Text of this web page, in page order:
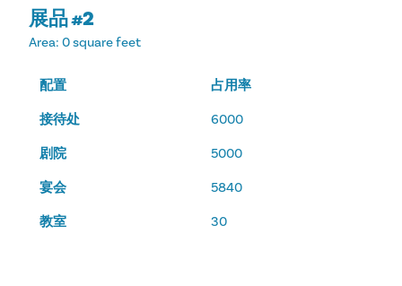
展品 #2
Area: 0 square feet
配置
占用率
接待处
6000
剧院
5000
宴会
5840
教室
30